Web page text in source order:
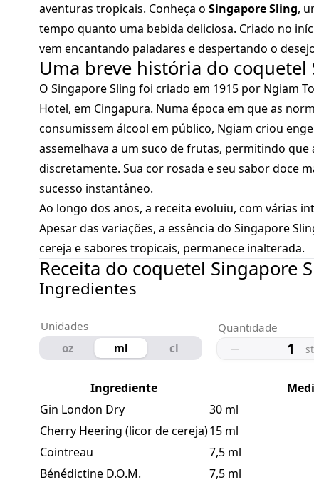
aventuras tropicais. Conheça o Singapore Sling,
tempo quanto uma bebida deliciosa. Criado no
vem encantando paladares e despertando o
Uma breve história do
O Singapore Sling foi criado em 1915 por Ngiam
Hotel, em Cingapura. Numa época em que as
consumissem álcool em público, Ngiam criou
assemelhava a um suco de frutas, permitindo
discretamente. Sua cor rosada e seu sabor doce
sucesso instantâneo.
Ao longo dos anos, a receita evoluiu, com várias
Apesar das variações, a essência do Singapore
cereja e sabores tropicais, permanece inalterada.
Receita do coquetel Singapore
Ingredientes
Unidades
oz
ml cl
Quantidade
−
Ingrediente
Gin London Dry
30 ml
Cherry Heering (licor de cereja)15 ml
Cointreau
7,5 ml
Bénédictine D.O.M.
7,5 ml